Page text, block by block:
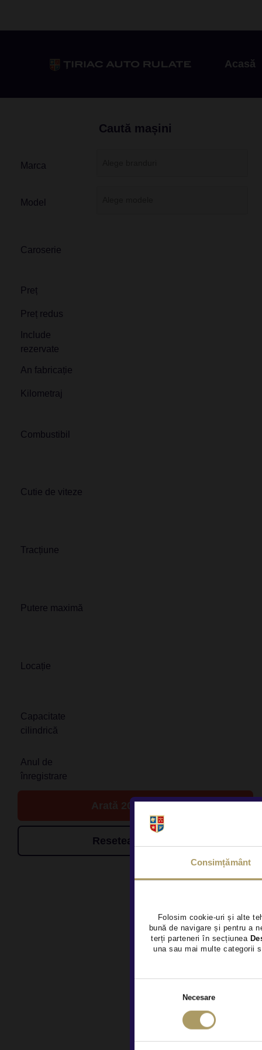
Consimțământ
Folosim cookie-uri și alte
bună de navigare și pentru a
terți parteneri în secțiunea
una sau mai multe categorii
Necesare
Acasă
Caută mașini
Marca
Model
Caroserie
Preț
Preț redus
Include
rezervate
An fabricație
Kilometraj
Combustibil
Cutie de viteze
Tracțiune
Putere maximă
Locație
Capacitate
cilindrică
Anul de
înregistrare
Arată 20 de oferte
Resetează filtrele